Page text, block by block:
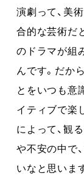
演劇って、美
合的な芸術だ
のドラマが組
んです。だか
とをいつも意
イティブで楽
によって、観
や不安の中で
いなと思いま